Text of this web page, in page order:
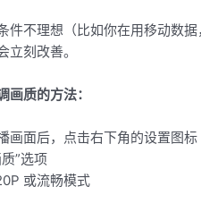
件不理想（比如你在用移动数
立刻改善。
画质的方法：
画面后，点击右下角的设置图标
”选项
或流畅模式